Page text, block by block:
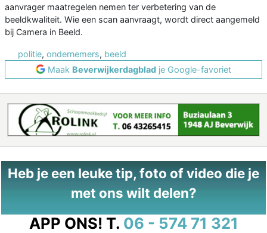
aanvrager maatregelen nemen ter verbetering van de
beeldkwaliteit. Wie een scan aanvraagt, wordt direct aangemeld
bij Camera in Beeld.
politie, ondernemers, beeld
Maak Beverwijkerdagblad je Google-favoriet
Heb je een leuke tip, foto of video die je
met ons wilt delen?
APP ONS! T. 06 - 574 71 321